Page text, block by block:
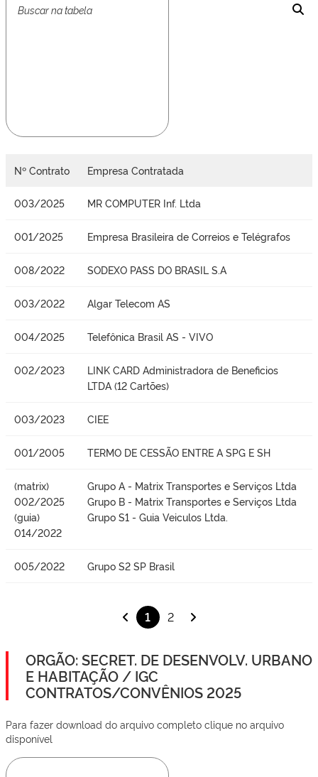
Nº Contrato Empresa Contratada
003/2025 MR COMPUTER Inf. Ltda
001/2025 Empresa Brasileira de Correios e Telégrafos
008/2022 SODEXO PASS DO BRASIL S.A
003/2022 Algar Telecom AS
004/2025 Telefônica Brasil AS - VIVO
002/2023
LINK CARD Administradora de Beneficios
LTDA (12 Cartões)
003/2023 CIEE
001/2005 TERMO DE CESSÃO ENTRE A SPG E SH
(matrix)
002/2025
(guia)
014/2022
Grupo A - Matrix Transportes e Serviços Ltda
Grupo B - Matrix Transportes e Serviços Ltda
Grupo S1 - Guia Veiculos Ltda.
005/2022 Grupo S2 SP Brasil
1 2
ORGÃO: SECRET. DE DESENVOLV. URBANO
E HABITAÇÃO / IGC
CONTRATOS/CONVÊNIOS 2025
Para fazer download do arquivo completo clique no arquivo
disponível